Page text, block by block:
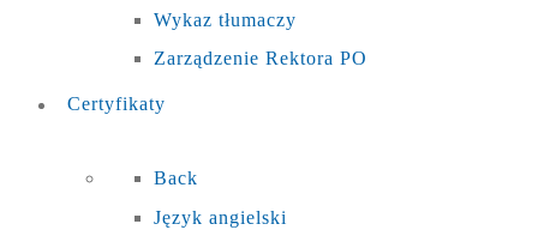
Wykaz tłumaczy
Zarządzenie Rektora PO
Certyfikaty
Back
Język angielski